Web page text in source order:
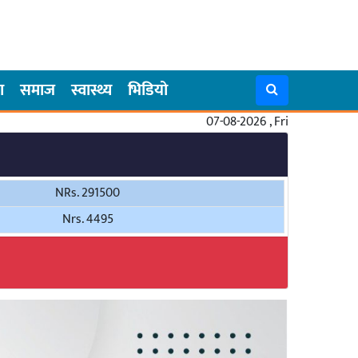
समाज स्वास्थ्य भिडियो
07-08-2026 , Fri
NRs. 291500
Nrs. 4495